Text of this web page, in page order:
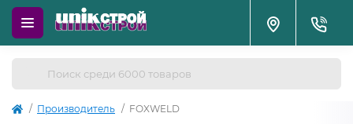
Производитель FOXWELD